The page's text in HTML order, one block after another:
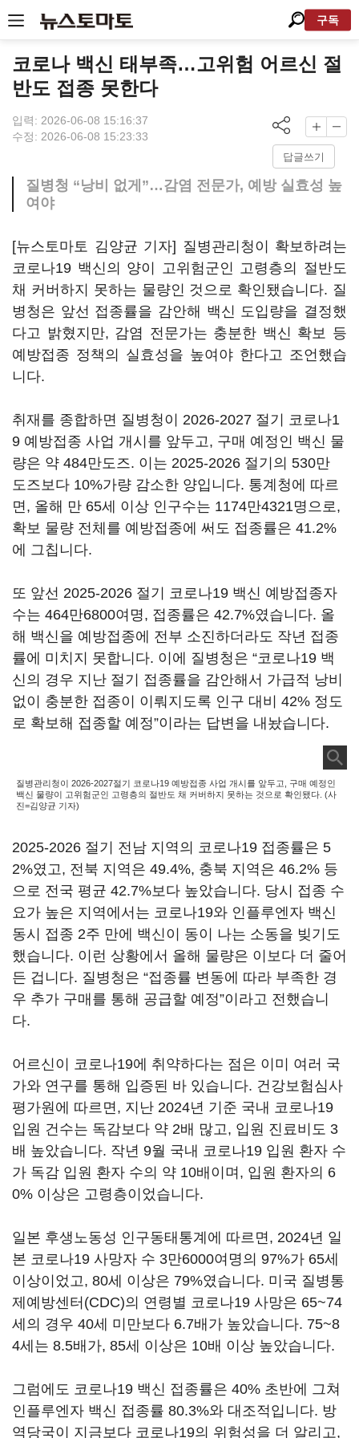
구독
코로나 백신 태부족…고위험 어르신 절
반도 접종 못한다
입력: 2026-06-08 15:16:37
수정: 2026-06-08 15:23:33
답글쓰기
질병청 “낭비 없게”…감염 전문가, 예방 실효성 높
여야
[뉴스토마토 김양균 기자] 질병관리청이 확보하려는
코로나19 백신의 양이 고위험군인 고령층의 절반도
채 커버하지 못하는 물량인 것으로 확인됐습니다. 질
병청은 앞선 접종률을 감안해 백신 도입량을 결정했
다고 밝혔지만, 감염 전문가는 충분한 백신 확보 등
예방접종 정책의 실효성을 높여야 한다고 조언했습
니다.
취재를 종합하면 질병청이 2026-2027 절기 코로나1
9 예방접종 사업 개시를 앞두고, 구매 예정인 백신 물
량은 약 484만도즈. 이는 2025-2026 절기의 530만
도즈보다 10%가량 감소한 양입니다. 통계청에 따르
면, 올해 만 65세 이상 인구수는 1174만4321명으로,
확보 물량 전체를 예방접종에 써도 접종률은 41.2%
에 그칩니다.
또 앞선 2025-2026 절기 코로나19 백신 예방접종자
수는 464만6800여명, 접종률은 42.7%였습니다. 올
해 백신을 예방접종에 전부 소진하더라도 작년 접종
률에 미치지 못합니다. 이에 질병청은 “코로나19 백
신의 경우 지난 절기 접종률을 감안해서 가급적 낭비
없이 충분한 접종이 이뤄지도록 인구 대비 42% 정도
로 확보해 접종할 예정”이라는 답변을 내놨습니다.
질병관리청이 2026-2027절기 코로나19 예방접종 사업 개시를 앞두고, 구매 예정인
백신 물량이 고위험군인 고령층의 절반도 채 커버하지 못하는 것으로 확인됐다. (사
진=김양균 기자)
2025-2026 절기 전남 지역의 코로나19 접종률은 5
2%였고, 전북 지역은 49.4%, 충북 지역은 46.2% 등
으로 전국 평균 42.7%보다 높았습니다. 당시 접종 수
요가 높은 지역에서는 코로나19와 인플루엔자 백신
동시 접종 2주 만에 백신이 동이 나는 소동을 빚기도
했습니다. 이런 상황에서 올해 물량은 이보다 더 줄어
든 겁니다. 질병청은 “접종률 변동에 따라 부족한 경
우 추가 구매를 통해 공급할 예정”이라고 전했습니
다.
어르신이 코로나19에 취약하다는 점은 이미 여러 국
가와 연구를 통해 입증된 바 있습니다. 건강보험심사
평가원에 따르면, 지난 2024년 기준 국내 코로나19
입원 건수는 독감보다 약 2배 많고, 입원 진료비도 3
배 높았습니다. 작년 9월 국내 코로나19 입원 환자 수
가 독감 입원 환자 수의 약 10배이며, 입원 환자의 6
0% 이상은 고령층이었습니다.
일본 후생노동성 인구동태통계에 따르면, 2024년 일
본 코로나19 사망자 수 3만6000여명의 97%가 65세
이상이었고, 80세 이상은 79%였습니다. 미국 질병통
제예방센터(CDC)의 연령별 코로나19 사망은 65~74
세의 경우 40세 미만보다 6.7배가 높았습니다. 75~8
4세는 8.5배가, 85세 이상은 10배 이상 높았습니다.
그럼에도 코로나19 백신 접종률은 40% 초반에 그쳐
인플루엔자 백신 접종률 80.3%와 대조적입니다. 방
역당국이 지금보다 코로나19의 위험성을 더 알리고,